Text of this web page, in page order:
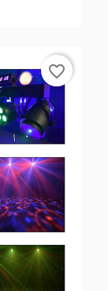
favorite_border